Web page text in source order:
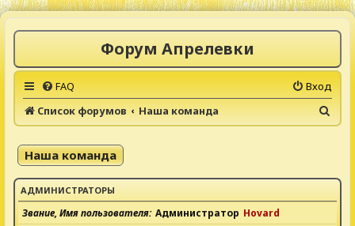
Форум Апрелевки
FAQ
Вход
Список форумов
Наша команда
о
Наша команда
АДМИНИСТРАТОРЫ
Звание, Имя пользователя Администратор Hovard